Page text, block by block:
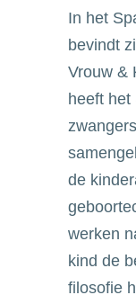
In het
bevindt
Vrouw &
heeft het
de
werken
kind de
filosofie